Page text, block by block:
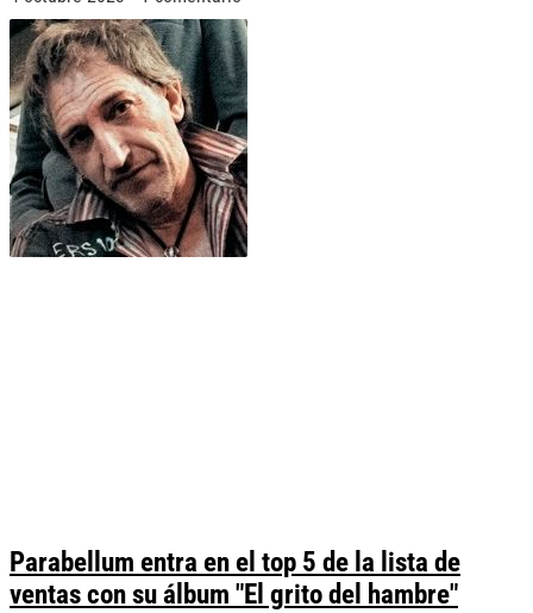
Parabellum entra en el top 5 de la lista de
ventas con su álbum "El grito del hambre"